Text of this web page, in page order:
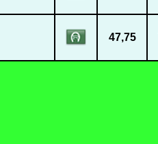
47,75